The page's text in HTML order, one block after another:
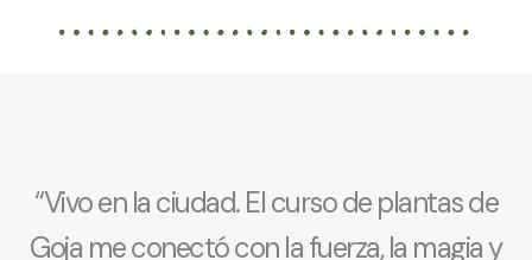
“Vivo en la ciudad. El curso de plantas de
Goja me conectó con la fuerza, la magia y